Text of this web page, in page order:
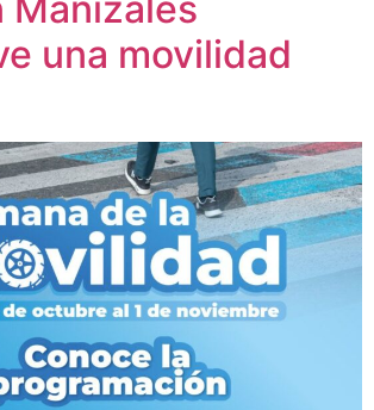
una movilidad